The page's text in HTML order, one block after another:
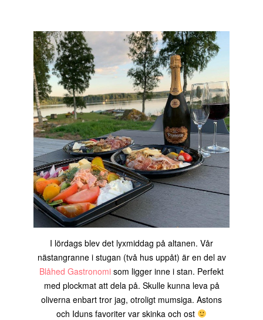
I lördags blev det lyxmiddag på altanen. Vår
nästangranne i stugan (två hus uppåt) är en del av
Blåhed Gastronomi som ligger inne i stan. Perfekt
med plockmat att dela på. Skulle kunna leva på
oliverna enbart tror jag, otroligt mumsiga. Astons
och Iduns favoriter var skinka och ost